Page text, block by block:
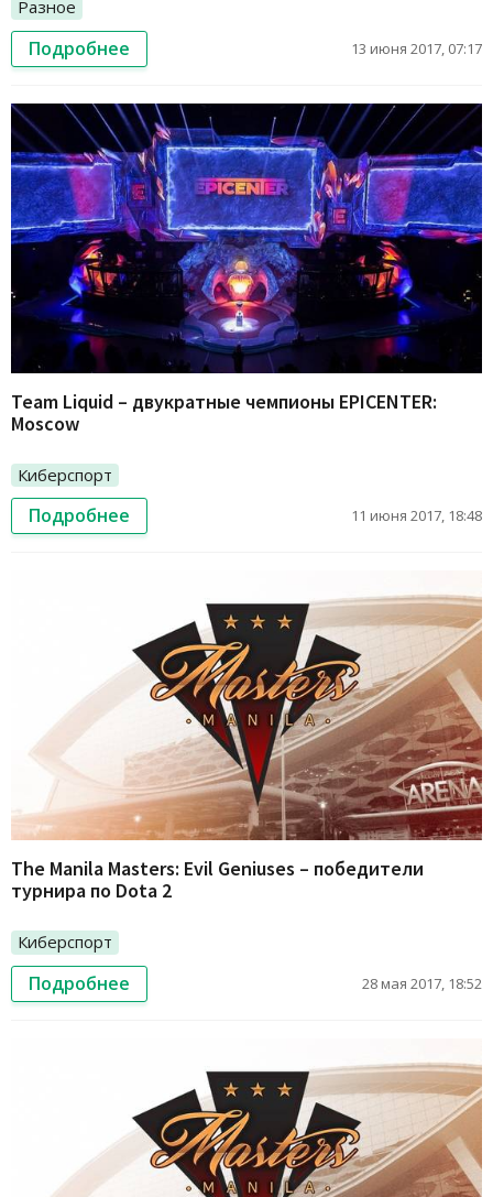
Разное
Подробнее 13 июня 2017, 07:17
Team Liquid – двукратные чемпионы EPICENTER:
Moscow
Киберспорт
Подробнее 11 июня 2017, 18:48
The Manila Masters: Evil Geniuses – победители
турнира по Dota 2
Киберспорт
Подробнее 28 мая 2017, 18:52